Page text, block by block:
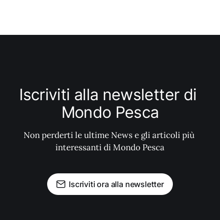
Iscriviti alla newsletter di
Mondo Pesca
Non perderti le ultime News e gli articoli più
interessanti di Mondo Pesca
Iscriviti ora alla newsletter